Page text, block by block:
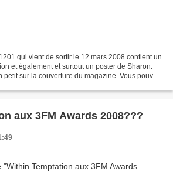
qui vient de sortir le 12 mars 2008 contient un
et également et surtout un poster de Sharon.
petit sur la couverture du magazine. Vous pouvez
aux 3FM Awards 2008???